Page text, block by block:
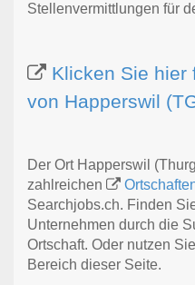
Stellenvermittlungen für
Klicken Sie hier
von Happerswil
Der Ort Happerswil
zahlreichen
Searchjobs.ch. Finden
Unternehmen durch die
Ortschaft. Oder nutzen
Bereich dieser Seite.